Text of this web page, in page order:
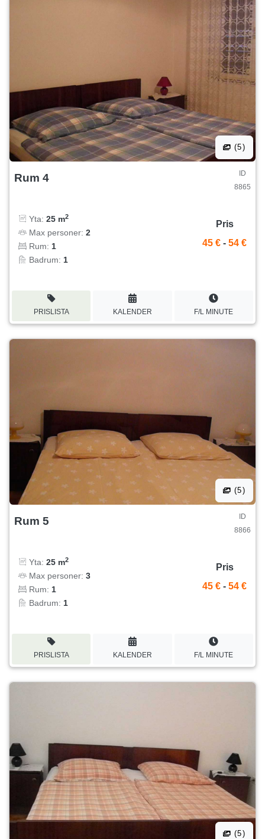
(5)
Rum 4
ID
8865
Yta: 25 m2
Max personer: 2
Rum: 1
Badrum: 1
Pris
45 € - 54 €
PRISLISTA KALENDER F/L MINUTE
(5)
Rum 5
ID
8866
Yta: 25 m2
Max personer: 3
Rum: 1
Badrum: 1
Pris
45 € - 54 €
PRISLISTA KALENDER F/L MINUTE
(5)